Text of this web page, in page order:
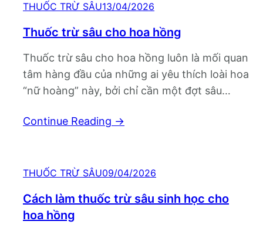
THUỐC TRỪ SÂU13/04/2026
Thuốc trừ sâu cho hoa hồng
Thuốc trừ sâu cho hoa hồng luôn là mối quan
tâm hàng đầu của những ai yêu thích loài hoa
“nữ hoàng” này, bởi chỉ cần một đợt sâu
cấp nhanh chóng, mất sức và giảm khả năng
Continue Reading →
THUỐC TRỪ SÂU09/04/2026
Cách làm thuốc trừ sâu sinh học cho
hoa hồng